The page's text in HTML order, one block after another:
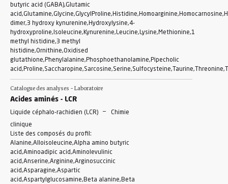
butyric acid (GABA),Glutamic
dimer,3 hydroxy kynurenine,Hydroxylysine,4-
hydroxyproline,Isoleucine,Kynurenine,Leucine,Lysine,Methionine,1
methyl histidine,3 methyl
histidine,Ornithine,Oxidised
glutathione,Phenylalanine,Phosphoethanolamine,Pipecholic
Catalogue des analyses - Laboratoire
Acides aminés - LCR
Liquide céphalo-rachidien (LCR) -
Chimie
clinique
Liste des composés du profil:
Alanine,Alloisoleucine,Alpha amino butyric
acid,Aminoadipic acid,Aminolevulinic
acid,Anserine,Arginine,Arginosuccinic
acid,Asparagine,Aspartic
acid,Aspartylglucosamine,Beta alanine,Beta